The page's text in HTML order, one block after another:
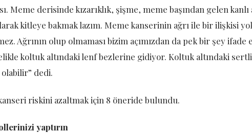
derisinde kızarıklık, şişme, meme başından gelen kanlı
kitleye bakmak lazım. Meme kanserinin ağrı ile bir ilişkisi
Ağrının olup olmaması bizim açımızdan da pek bir şey ifade
koltuk altındaki lenf bezlerine gidiyor. Koltuk altındaki
dedi.
riskini azaltmak için 8 öneride bulundu.
yaptırın